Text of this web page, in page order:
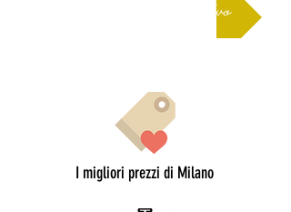
Richiedere un preventivo
I migliori prezzi di Milano